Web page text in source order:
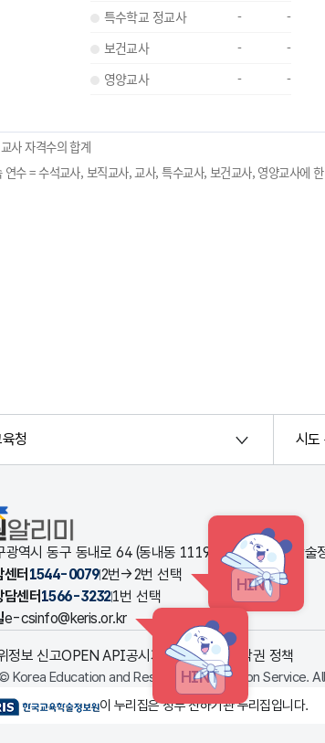
특수학교 정교사
-
-
보건교사
-
-
영양교사
- -
사 자격수의 합계
연수 = 수석교사, 보직교사, 교사, 특수교사, 보건교사, 영양교사에
청 시도
역시 동구 동내로 64 (동내동 1119번지) 한국교육학술
터 1544-00792번→2번 선택
HINT
센터 1566-32321번 선택
e-csinfo@keris.or.kr
HINT
정보 신고OPEN API공시자료 다운로드저작권 정책
Korea Education and Research Information Service.
교육학술정보원이 누리집은 정부 산하기관 누리집입니다.